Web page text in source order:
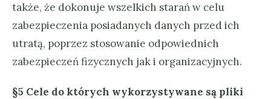
także, że dokonuje wszelkich starań w celu
zabezpieczenia posiadanych danych przed ich
utratą, poprzez stosowanie odpowiednich
zabezpieczeń fizycznych jak i organizacyjnych.
§5 Cele do których wykorzystywane są pliki